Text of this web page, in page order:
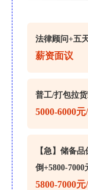
法律顾问+五
薪资面议
普工/打包拉
5000-6000元
【急】储备
倒+5800-7000
5800-7000元